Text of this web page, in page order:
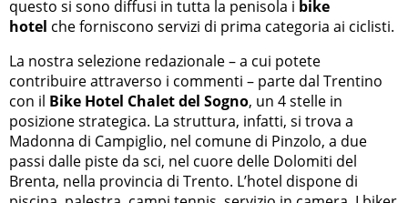
questo si sono diffusi in tutta la penisola i bike
hotel che forniscono servizi di prima categoria ai ciclisti.
La nostra selezione redazionale – a cui potete
contribuire attraverso i commenti – parte dal Trentino
con il Bike Hotel Chalet del Sogno, un 4 stelle in
posizione strategica. La struttura, infatti, si trova a
Madonna di Campiglio, nel comune di Pinzolo, a due
passi dalle piste da sci, nel cuore delle Dolomiti del
Brenta, nella provincia di Trento. L’hotel dispone di